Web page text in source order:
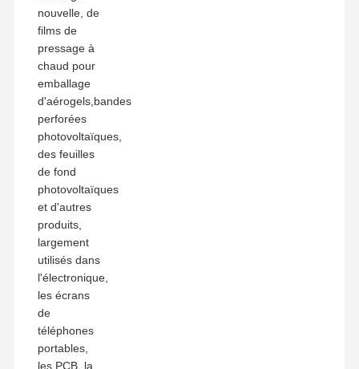
nouvelle, de
films de
pressage à
chaud pour
emballage
d'aérogels,bandes
perforées
photovoltaïques,
des feuilles
de fond
photovoltaïques
et d'autres
produits,
largement
utilisés dans
l'électronique,
les écrans
de
téléphones
portables,
les PCB, la